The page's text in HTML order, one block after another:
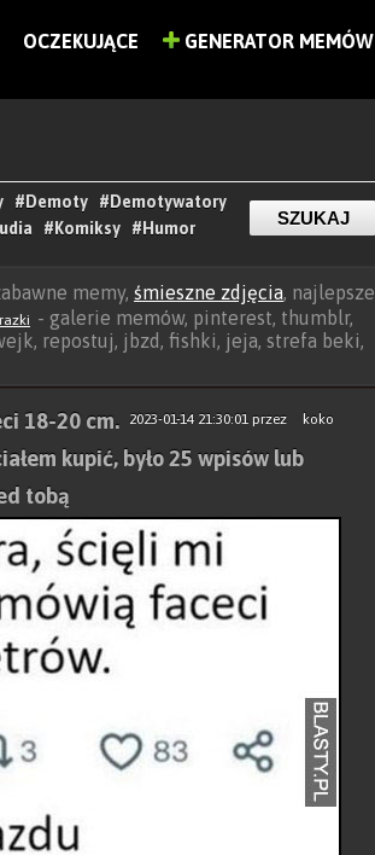
OCZEKUJĄCE GENERATOR MEMÓW
#Demoty
#Demotywatory
#Komiksy #Humor
memy, śmieszne zdjęcia, najlepsze
- galerie memów, pinterest, thumblr,
repostuj, jbzd, fishki, jeja, strefa beki,
2023-01-14 21:30:01przez koko
18-20 cm.
kupić, było 25 wpisów lub
tobą